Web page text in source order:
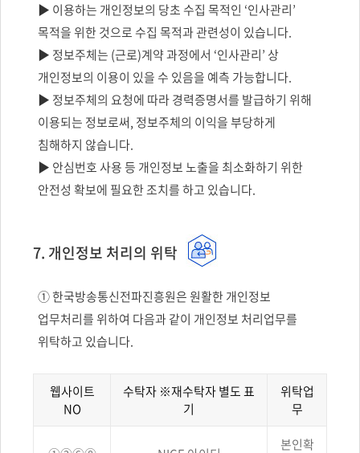
▶ 이용하는 개인정보의 당초 수집 목적인 ‘인사관리’
목적을 위한 것으로 수집 목적과 관련성이 있습니다.
▶ 정보주체는 (근로)계약 과정에서 ‘인사관리’ 상
개인정보의 이용이 있을 수 있음을 예측 가능합니다.
▶ 정보주체의 요청에 따라 경력증명서를 발급하기 위해
이용되는 정보로써, 정보주체의 이익을 부당하게
침해하지 않습니다.
▶ 안심번호 사용 등 개인정보 노출을 최소화하기 위한
안전성 확보에 필요한 조치를 하고 있습니다.
7. 개인정보 처리의 위탁
① 한국방송통신전파진흥원은 원활한 개인정보
업무처리를 위하여 다음과 같이 개인정보 처리업무를
위탁하고 있습니다.
처리의
웹사이트
NO
수탁자 ※재수탁자 별도 표
기
위탁업
무
본인확